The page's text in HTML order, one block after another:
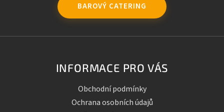
BAROVÝ CATERING
INFORMACE PRO VÁS
Obchodní podmínky
Ochrana osobních údajů